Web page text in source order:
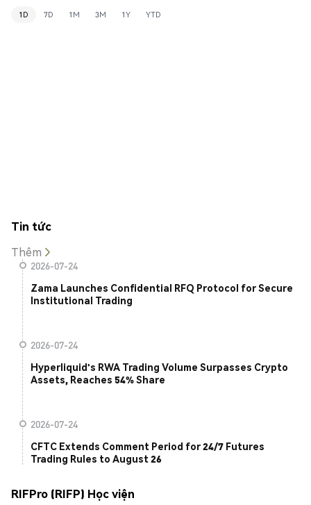
1D 7D 1M 3M 1Y YTD
Tin tức
Thêm
2026-07-24
Zama Launches Confidential RFQ Protocol for Secure
Institutional Trading
2026-07-24
Hyperliquid's RWA Trading Volume Surpasses Crypto
Assets, Reaches 54% Share
2026-07-24
CFTC Extends Comment Period for 24/7 Futures
Trading Rules to August 26
RIFPro (RIFP) Học viện